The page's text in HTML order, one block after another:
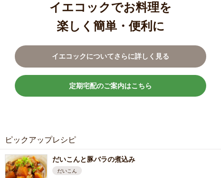
イエコックでお料理を
楽しく簡単・便利に
イエコックについてさらに詳しく見る
定期宅配のご案内はこちら
ピックアップレシピ
だいこんと豚バラの煮込み
だいこん